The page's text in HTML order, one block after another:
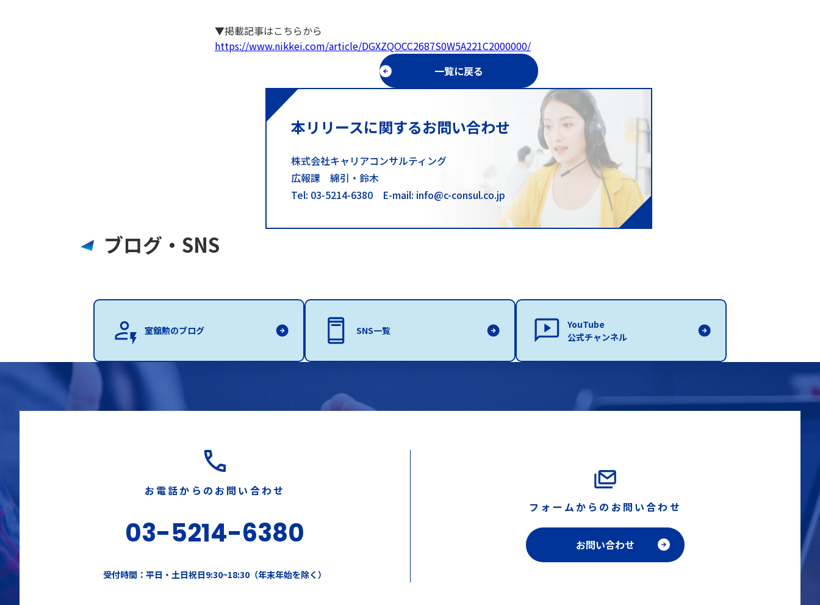
▼掲載記事はこちらから
https://www.nikkei.com/article/DGXZQOCC2687S0W5A221C2000000/
一覧に戻る
本リリースに関するお問い合わせ
株式会社キャリアコンサルティング
広報課 綿引・鈴木
Tel: 03-5214-6380 E-mail: info@c-consul.co.jp
ブログ・SNS
室舘勲のブログ SNS一覧
YouTube
公式チャンネル
お電話からのお問い合わせ
03-5214-6380
受付時間：平日・土日祝日9:30~18:30（年末年始を除く）
フォームからのお問い合わせ
お問い合わせ